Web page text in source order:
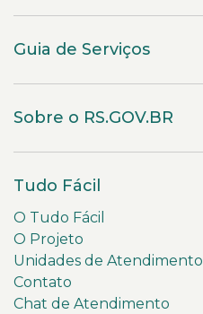
Guia de Serviços
Sobre o RS.GOV.BR
Tudo Fácil
O Tudo Fácil
O Projeto
Unidades de Atendimento
Contato
Chat de Atendimento